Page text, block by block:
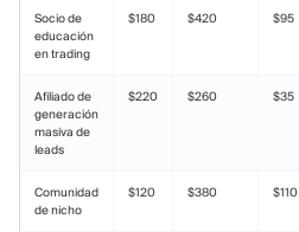
Socio de
educación
en trading
$180 $420 $95
Afiliado de
generación
masiva de
leads
$220 $260 $35
Comunidad
de nicho
$120 $380 $110